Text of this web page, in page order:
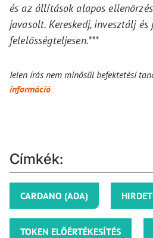
és az állítások alapos
javasolt. Kereskedj, invesztálj és
felelősségteljesen.***
Jelen írás nem minősül befektetési
információ
Címkék:
CARDANO (ADA)
TOKEN ELŐÉRTÉKESÍTÉS